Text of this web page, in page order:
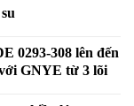
0293-308 lên đến
GNYE từ 3 lõi